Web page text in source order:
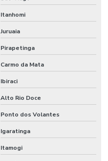
Itanhomi
Juruaia
Pirapetinga
Carmo da Mata
Ibiraci
Alto Rio Doce
Ponto dos Volantes
Igaratinga
Itamogi